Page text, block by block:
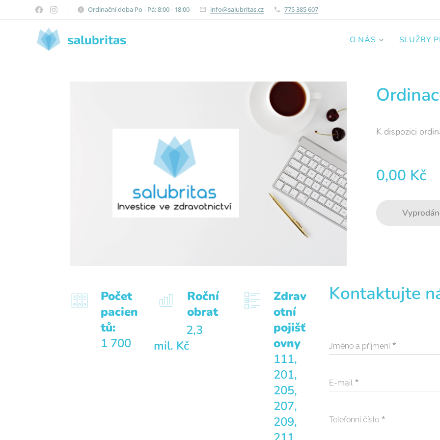
Ordinační doba Po - Pá: 8:00 - 18:00 info@salubritas.cz 775 385 607
salubritas O NÁS SLUŽBY
K dispozici
0,00 Kč
Počet
pacien
tů:
1 700
Roční
obrat
2,3
mil. Kč
Zdrav
otní
pojišť
ovny
111,
201,
205,
207,
209,
Kontaktujte
Jméno a příjmení
E-mail
Telefonní číslo